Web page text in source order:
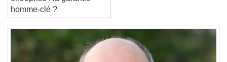
entreprise : la garantie
homme-clé ?